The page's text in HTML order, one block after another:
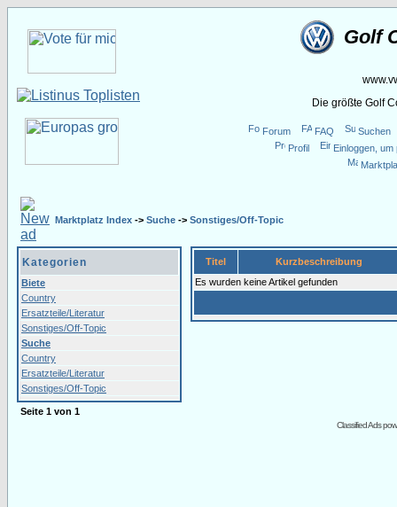
Golf
Die größte Golf
Forum FAQ
Suchen
Profil
Einloggen,
Marktplatz Index -> Suche -> Sonstiges/Off-Topic
Kategorien
Biete
Country
Ersatzteile/Literatur
Sonstiges/Off-Topic
Suche
Country
Ersatzteile/Literatur
Sonstiges/Off-Topic
Titel
Kurzbeschreibung
Es wurden keine Artikel gefunden
Seite 1 von 1
Classified Ads